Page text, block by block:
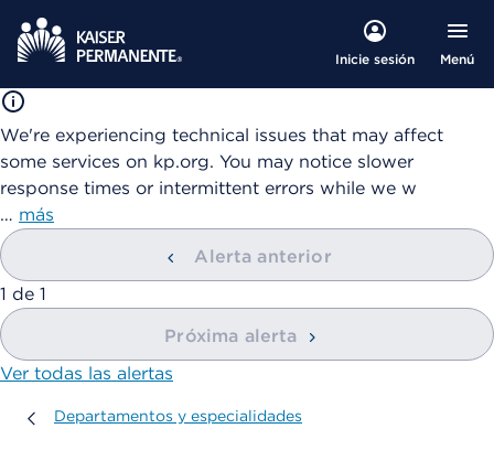
Inicie sesión Menú
We're experiencing technical issues that may affect
some services on kp.org. You may notice slower
response times or intermittent errors while we w
… más
Alerta anterior
mostrando
1 de 1
Próxima alerta
Ver todas las alertas
Departamentos y especialidades
Departamentos y especialidades